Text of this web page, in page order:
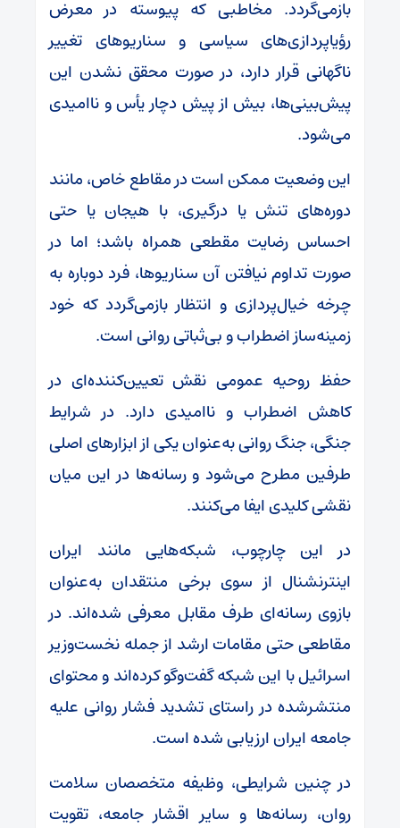
بازمی‌گردد. مخاطبی که پیوسته در معرض
رؤیاپردازی‌های سیاسی و سناریوهای تغییر
ناگهانی قرار دارد، در صورت محقق نشدن این
پیش‌بینی‌ها، بیش از پیش دچار یأس و ناامیدی
می‌شود.
این وضعیت ممکن است در مقاطع خاص، مانند
دوره‌های تنش یا درگیری، با هیجان یا حتی
احساس رضایت مقطعی همراه باشد؛ اما در
صورت تداوم نیافتن آن سناریوها، فرد دوباره به
چرخه خیال‌پردازی و انتظار بازمی‌گردد که خود
زمینه‌ساز اضطراب و بی‌ثباتی روانی است.
حفظ روحیه عمومی نقش تعیین‌کننده‌ای در
کاهش اضطراب و ناامیدی دارد. در شرایط
جنگی، جنگ روانی به‌عنوان یکی از ابزارهای اصلی
طرفین مطرح می‌شود و رسانه‌ها در این میان
نقشی کلیدی ایفا می‌کنند.
در این چارچوب، شبکه‌هایی مانند ایران
اینترنشنال از سوی برخی منتقدان به‌عنوان
بازوی رسانه‌ای طرف مقابل معرفی شده‌اند. در
مقاطعی حتی مقامات ارشد از جمله نخست‌وزیر
اسرائیل با این شبکه گفت‌وگو کرده‌اند و محتوای
منتشرشده در راستای تشدید فشار روانی علیه
جامعه ایران ارزیابی شده است.
در چنین شرایطی، وظیفه متخصصان سلامت
روان، رسانه‌ها و سایر اقشار جامعه، تقویت